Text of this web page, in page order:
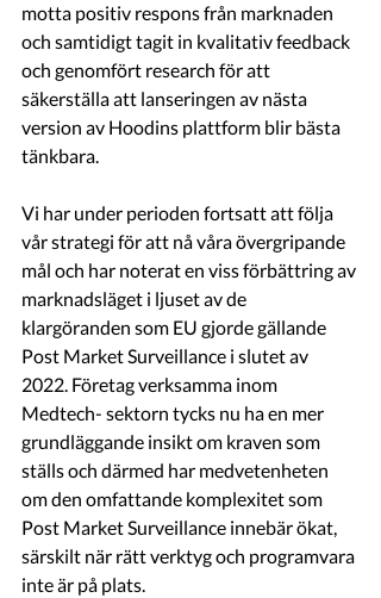
motta positiv respons från marknaden
och samtidigt tagit in kvalitativ feedback
och genomfört research för att
säkerställa att lanseringen av nästa
version av Hoodins plattform blir bästa
tänkbara.
Vi har under perioden fortsatt att följa
vår strategi för att nå våra övergripande
mål och har noterat en viss förbättring av
marknadsläget i ljuset av de
klargöranden som EU gjorde gällande
Post Market Surveillance i slutet av
2022. Företag verksamma inom
Medtech- sektorn tycks nu ha en mer
grundläggande insikt om kraven som
ställs och därmed har medvetenheten
om den omfattande komplexitet som
Post Market Surveillance innebär ökat,
särskilt när rätt verktyg och programvara
inte är på plats.